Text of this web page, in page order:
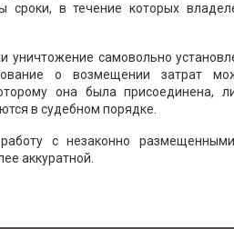
сроки, в течение которых
уничтожение самовольно
о возмещении затрат
она была присоединена,
в судебном порядке.
с незаконно
аккуратной.